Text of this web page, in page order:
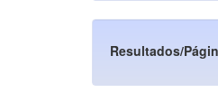
Resultados/